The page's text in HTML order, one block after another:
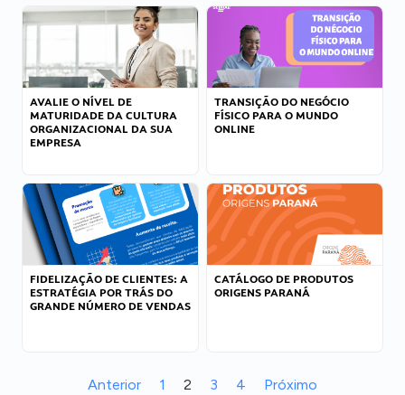
AVALIE O NÍVEL DE
MATURIDADE DA CULTURA
ORGANIZACIONAL DA SUA
EMPRESA
TRANSIÇÃO DO NEGÓCIO
FÍSICO PARA O MUNDO
ONLINE
FIDELIZAÇÃO DE CLIENTES: A
ESTRATÉGIA POR TRÁS DO
GRANDE NÚMERO DE VENDAS
CATÁLOGO DE PRODUTOS
ORIGENS PARANÁ
Anterior 1 2 3 4 Próximo